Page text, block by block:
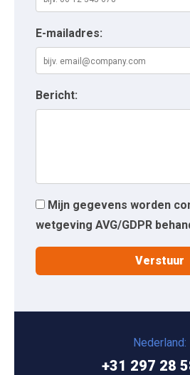
E-mailadres:
Bericht:
Mijn gegevens worden
wetgeving AVG/GDPR
Nederland:
+31 297 28